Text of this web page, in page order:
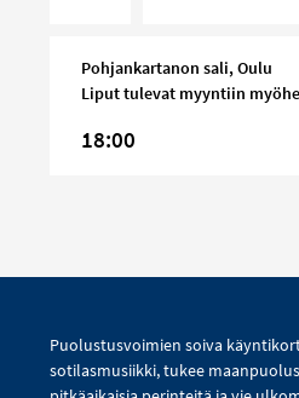
Pohjankartanon sali, Oulu
Liput tulevat myyntiin
18:00
Puolustusvoimien soiva
sotilasmusiikki, tukee